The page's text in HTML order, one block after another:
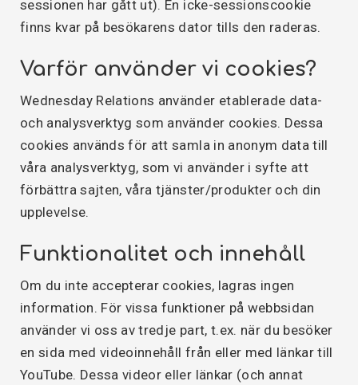
sessionen har gått ut). En icke-sessionscookie
finns kvar på besökarens dator tills den raderas.
Varför använder vi cookies?
Wednesday Relations använder etablerade data-
och analysverktyg som använder cookies. Dessa
cookies används för att samla in anonym data till
våra analysverktyg, som vi använder i syfte att
förbättra sajten, våra tjänster/produkter och din
upplevelse.
Funktionalitet och innehåll
Om du inte accepterar cookies, lagras ingen
information. För vissa funktioner på webbsidan
använder vi oss av tredje part, t.ex. när du besöker
en sida med videoinnehåll från eller med länkar till
YouTube. Dessa videor eller länkar (och annat